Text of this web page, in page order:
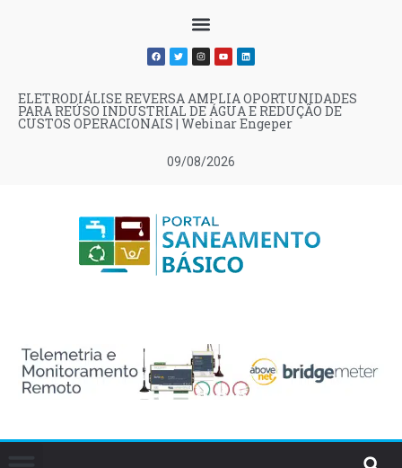
09/08/2026
ELETRODIÁLISE REVERSA AMPLIA OPORTUNIDADES
PARA REÚSO INDUSTRIAL DE ÁGUA E REDUÇÃO DE
CUSTOS OPERACIONAIS | Webinar Engeper